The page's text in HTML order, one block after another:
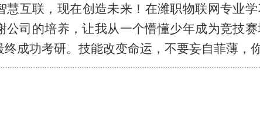
慧互联，现在创造未来！在潍职物联网专业
公司的培养，让我从一个懵懂少年成为竞技
成功考研。技能改变命运，不要妄自菲薄，